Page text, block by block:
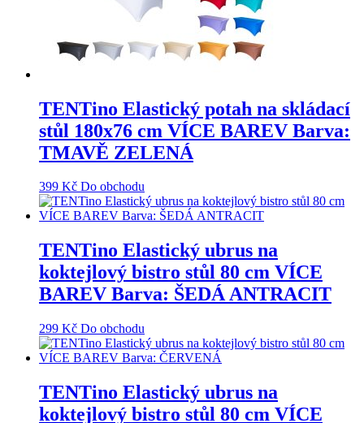
TENTino Elastický potah na skládací
stůl 180x76 cm VÍCE BAREV Barva:
TMAVĚ ZELENÁ
399 Kč Do obchodu
TENTino Elastický ubrus na
koktejlový bistro stůl 80 cm VÍCE
BAREV Barva: ŠEDÁ ANTRACIT
299 Kč Do obchodu
TENTino Elastický ubrus na
koktejlový bistro stůl 80 cm VÍCE